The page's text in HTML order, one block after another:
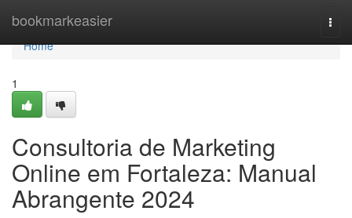
bookmarkeasier
Home
Home
1
Consultoria de Marketing
Online em Fortaleza: Manual
Abrangente 2024